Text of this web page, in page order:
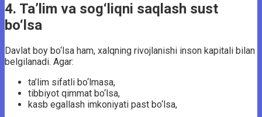
4. Ta’lim va sog‘liqni saqlash sust
bo‘lsa
Davlat boy bo‘lsa ham, xalqning rivojlanishi inson kapitali bilan
belgilanadi. Agar:
ta’lim sifatli bo‘lmasa,
tibbiyot qimmat bo‘lsa,
kasb egallash imkoniyati past bo‘lsa,